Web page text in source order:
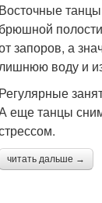
Восточные
брюшной
запоров, а
воду и
Регулярные
еще танцы
читать дальше →